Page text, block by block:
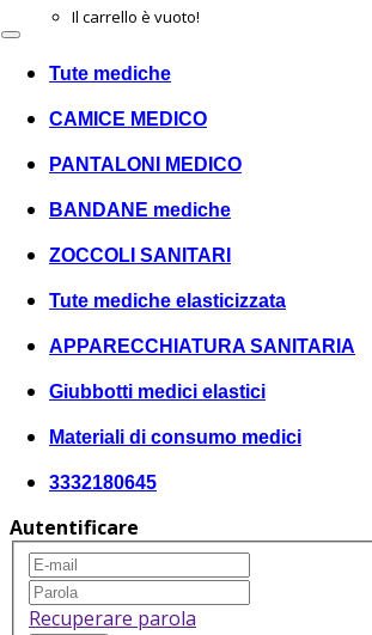
Il carrello è vuoto!
Tute mediche
CAMICE MEDICO
PANTALONI MEDICO
BANDANE mediche
ZOCCOLI SANITARI
Tute mediche elasticizzata
APPARECCHIATURA SANITARIA
Giubbotti medici elastici
Materiali di consumo medici
3332180645
Autentificare
Recuperare parola